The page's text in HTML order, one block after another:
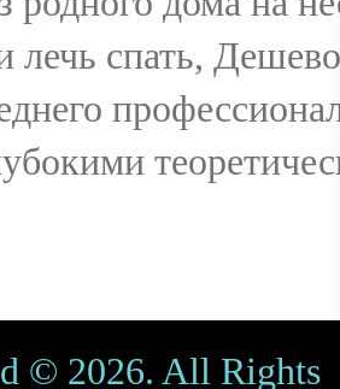
лечь спать,
© 2026. All Rights